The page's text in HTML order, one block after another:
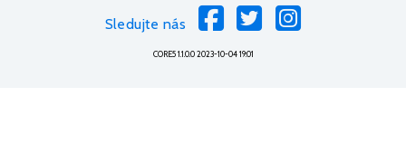
Sledujte nás
CORE5 1.1.0.0 2023-10-04 19:01